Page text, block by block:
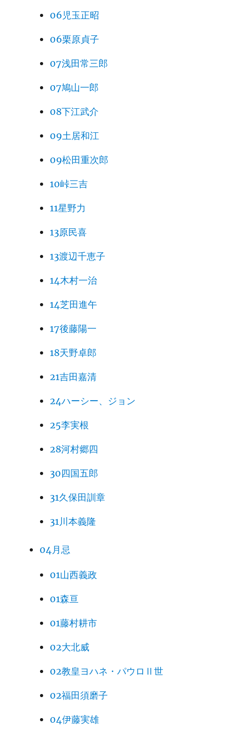
06児玉正昭
06栗原貞子
07浅田常三郎
07鳩山一郎
08下江武介
09土居和江
09松田重次郎
10峠三吉
11星野力
13原民喜
13渡辺千恵子
14木村一治
14芝田進午
17後藤陽一
18天野卓郎
21吉田嘉清
24ハーシー、ジョン
25李実根
28河村郷四
30四国五郎
31久保田訓章
31川本義隆
04月忌
01山西義政
01森亘
01藤村耕市
02大北威
02教皇ヨハネ・パウロⅡ世
02福田須磨子
04伊藤実雄